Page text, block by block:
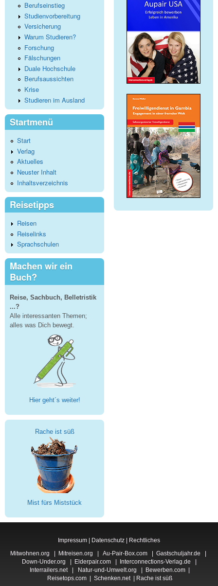
Berufseinstieg
Studienvorbereitung
Versicherung
Warum Studieren?
Forschung
Fälschungen
Duale Hochschule
Berufsaussichten
Krise
Studieren im Ausland
Startmenü
Start
Verlag
Aktuelles
Neuster Inhalt
Inhaltsverzeichnis
Reisetipps
Reisen
Reiselinks
Sprachschulen
Machen wir ein
Buch?
Reise, Sachbuch, Belletristik
...?
Alle interessanten Themen;
alles was Dich bewegt.
Hier geht´s weiter!
Rache ist süß
Mist fürs Miststück
Impressum Datenschutz
Rechtliches
Mitwohnen.org | Mitreisen.org | Au-Pair-Box.com | Gastschuljahr.de |
Down-Under.org | Elderpair.com| Interconnections-Verlag.de |
Interrailers.net | Natur-und-Umwelt.org | Bewerben.com |
Reisetops.com | Schenken.net | Rache ist süß